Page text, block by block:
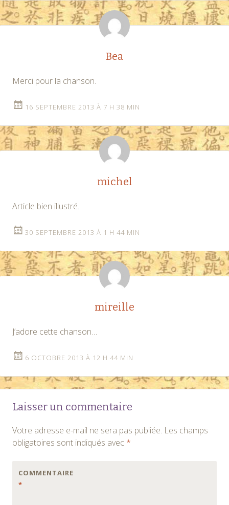
Bea
Merci pour la chanson.
16 SEPTEMBRE 2013 À 7 H 38 MIN
michel
Article bien illustré.
30 SEPTEMBRE 2013 À 1 H 44 MIN
mireille
J’adore cette chanson…
6 OCTOBRE 2013 À 12 H 44 MIN
Laisser un commentaire
Votre adresse e-mail ne sera pas publiée. Les champs
obligatoires sont indiqués avec *
COMMENTAIRE
*